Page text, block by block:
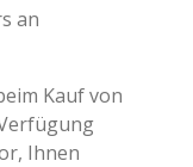
an
Kauf von
Ihnen